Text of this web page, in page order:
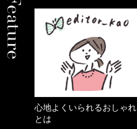
心地よくいられるおしゃれ
とは